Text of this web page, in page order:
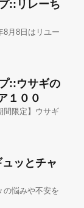
::リレーち
8月8日はリユー
::ウサギの
１００
間限定】ウサギ
ッとチャ
の悩みや不安を